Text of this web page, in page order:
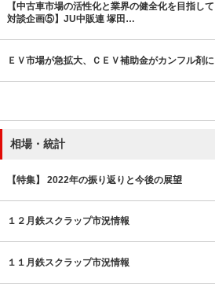
【中古車市場の活性化と業界の健全化を目指して
対談企画⑤】JU中販連 塚田…
ＥＶ市場が急拡大、ＣＥＶ補助金がカンフル剤に
相場・統計
【特集】 2022年の振り返りと今後の展望
１２月鉄スクラップ市況情報
１１月鉄スクラップ市況情報